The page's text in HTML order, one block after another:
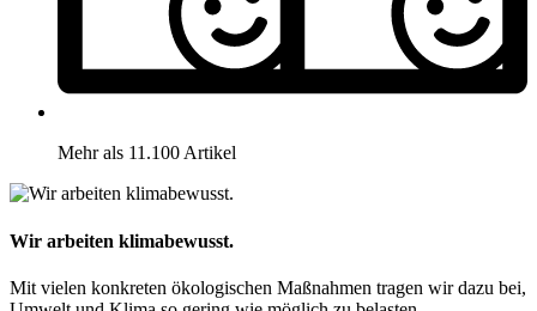
Mehr als 11.100 Artikel
Wir arbeiten klimabewusst.
Mit vielen konkreten ökologischen Maßnahmen tragen wir dazu bei,